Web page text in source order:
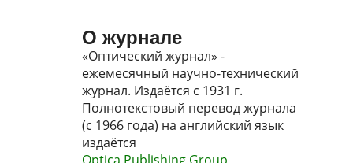
О журнале
«Оптический журнал» -
ежемесячный научно-технический
журнал. Издаётся с 1931 г.
Полнотекстовый перевод журнала
(с 1966 года) на английский язык
издаётся